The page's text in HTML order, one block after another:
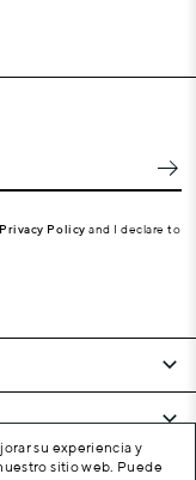
Privacy Policy and I declare to
su experiencia y
sitio web. Puede